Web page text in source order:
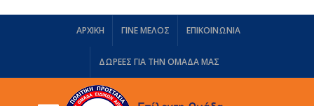
ΑΡΧΙΚΗ ΓΙΝΕ ΜΕΛΟΣ ΕΠΙΚΟΙΝΩΝΙΑ
ΔΩΡΕΈΣ ΓΙΑ ΤΗΝ ΟΜΆΔΑ ΜΑΣ